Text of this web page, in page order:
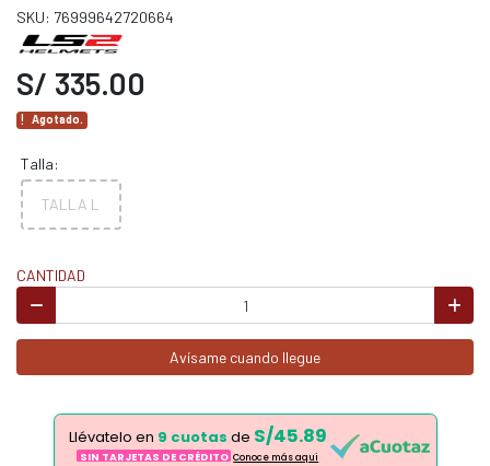
SKU: 76999642720664
S/ 335.00
Agotado.
Talla:
TALLA L
CANTIDAD
Avísame cuando llegue
Llévatelo en 9 cuotas de S/45.89
SIN TARJETAS DE CRÉDITO Conoce más aqui